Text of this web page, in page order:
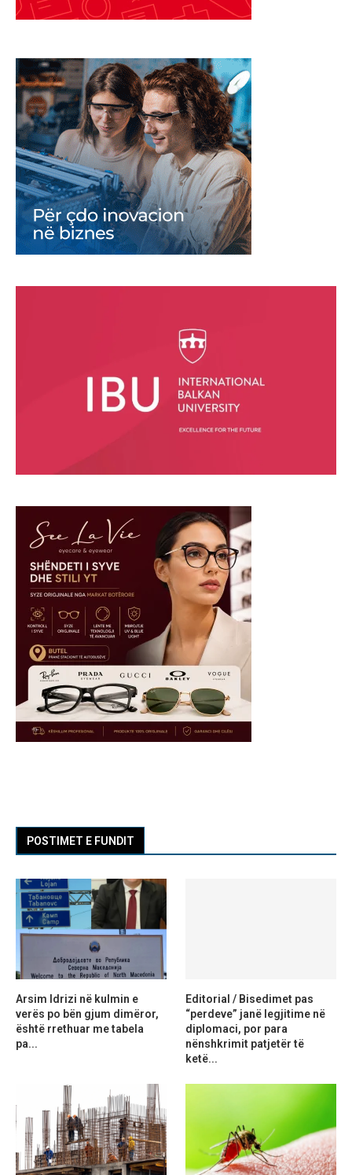
POSTIMET E FUNDIT
Arsim Idrizi në kulmin e
verës po bën gjum dimëror,
është rrethuar me tabela
pa...
Editorial / Bisedimet pas
“perdeve” janë legjitime në
diplomaci, por para
nënshkrimit patjetër të
ketë...